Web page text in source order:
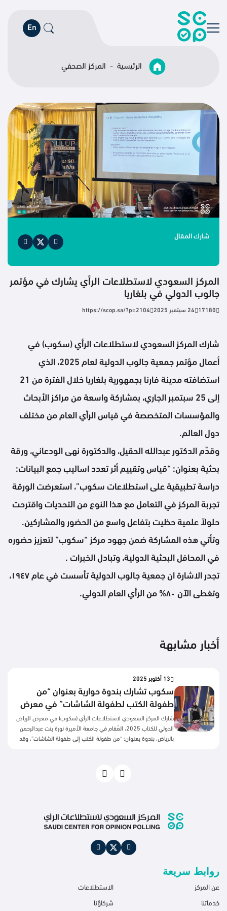
En
الرئيسية المركز الصحفي
شارك المقال
المركز السعودي لاستطلاعات الرأي يشارك في مؤتمر
جالوب الدولي في بلغاريا
17180 24 سبتمبر 2025 https://scop.sa/?p=2104
شارك المركز السعودي لاستطلاعات الرأي (سكوب) في
أعمال مؤتمر جمعية جالوب الدولية لعام 2025، الذي
استضافته مدينة فارنا بجمهورية بلغاريا خلال الفترة من 21
إلى 25 سبتمبر الجاري، بمشاركة واسعة من مراكز الأبحاث
والمؤسسات المتخصصة في قياس الرأي العام من مختلف
دول العالم.
وقدّم الدكتور عبدالله الحقيل، والدكتورة نهى الودعاني، ورقة
بحثية بعنوان: “قياس وتقييم أثر تعدد اساليب جمع البيانات:
دراسة تطبيقية على استطلاعات سكوب”، استعرضت الورقة
تجربة المركز في التعامل مع هذا النوع من التحديات واقترحت
حلولاً علمية حظيت بتفاعل واسع من الحضور والمشاركين.
وتأتي هذه المشاركة ضمن جهود مركز “سكوب” لتعزيز حضوره
في المحافل البحثية الدولية، وتبادل الخبرات .
تجدر الاشارة ان جمعية جالوب الدولية تأسست في عام ١٩٤٧،
وتغطى الآن ٨٠% من الرأي العام الدولي.
أخبار مشابهة
13 أكتوبر 2025
سكوب تشارك بندوة حوارية بعنوان “من
طفولة الكتب لطفولة الشاشات” في معرض
الرياض للكتاب 2025
شارك المركز السعودي لاستطلاعات الرأي (سكوب) في معرض الرياض
الدولي للكتاب 2025، المُقام في جامعة الأميرة نورة بنت عبدالرحمن
بالرياض، بندوة بعنوان: “من طفولة الكتب إلى طفولة الشاشات”، وقد
وقد لاقت الندوة تفاعلاً واسعاً من الحضور ونقاشاً ثرياً حول نتائج هذا
روابط سريعة
عن المركز الاستطلاعات
خدماتنا شركاؤنا